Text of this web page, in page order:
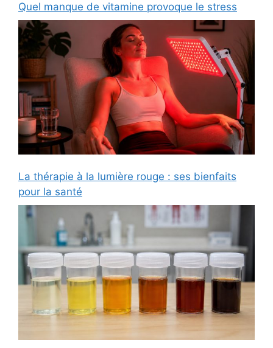
Quel manque de vitamine provoque le stress
La thérapie à la lumière rouge : ses bienfaits
pour la santé